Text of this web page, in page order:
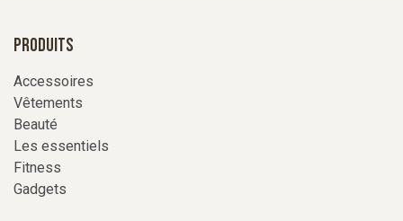
Produits
Accessoires
Vêtements
Beauté
Les essentiels
Fitness
Gadgets